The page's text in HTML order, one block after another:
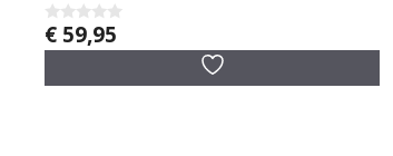
0
v
5
€ 59,95